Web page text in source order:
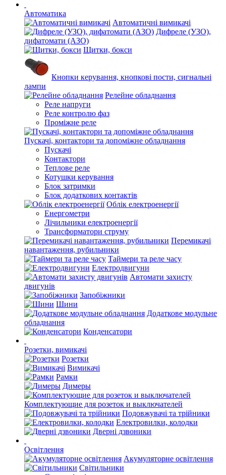
Автоматика
Автоматичні вимикачі
Дифреле (УЗО),
дифатомати (АЗО)
Щитки, бокси
Кнопки керування, кнопкові пости, сигнальні
лампи
Релейне обладнання
Реле напруги
Реле контролю фаз
Проміжне реле
Пускачі, контактори та допоміжне обладнання
Пускачі
Контактори
Теплове реле
Котушки керування
Блок затримки
Блок додаткових контактів
Облік електроенергії
Енергометри
Лічильники електроенергії
Трансформатори струму
Перемикачі
навантаження, рубильники
Таймери та реле часу
Електродвигуни
Автомати захисту
двигунів
Запобіжники
Шини
Додаткове модульне
обладнання
Конденсатори
Розетки, вимикачі
Розетки
Вимикачі
Рамки
Димеры
Комплектующие для розеток и выключателей
Подовжувачі та трійники
Електровилки, колодки
Дверні дзвоники
Освітлення
Акумуляторне освітлення
Світильники